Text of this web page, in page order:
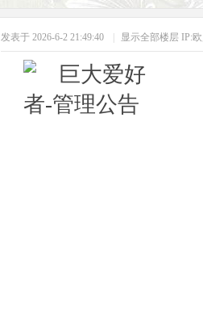
发表于 2026-6-2 21:49:40 显示全部楼层 IP: